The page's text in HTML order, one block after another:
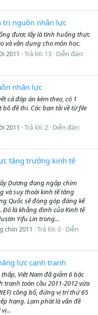
trị nguồn nhân lực
được lấy là tình huống thực
và vận dụng cho môn học.
2011 Trả lời: 13 Diễn đàn:
nhân lực
cá đáp án kèm theo, có 1
đề thi. Các bạn tải về từ file
2011 Trả lời: 2 Diễn đàn:
tăng trưởng kinh tế
Dương đang ngập chìm
và suy thoái kinh tế tăng
Quốc sẽ đóng góp đáng kể
Đó là khẳng định của Kinh tế
Yifu Lin trong...
chín 2011 Trả lời: 0 Diễn
lực cạnh tranh
Việt Nam đã giảm 6 bậc
tranh toàn cầu 2011-2012 vừa
công bố, đứng vị trí thứ 65
hạng. Lạm phát là vấn đề